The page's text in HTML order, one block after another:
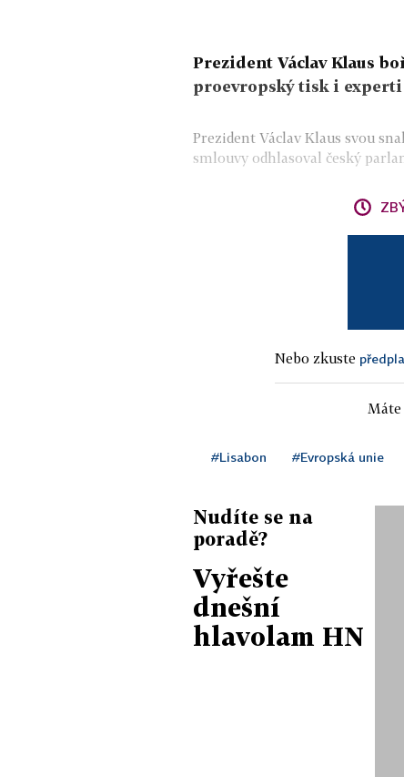
Prezident Václav Klaus
proevropský tisk i experti
Prezident Václav Klaus svou
smlouvy odhlasoval český
Nebo zkuste
#Lisabon #Evropská unie
Nudíte se na
poradě?
Vyřešte
dnešní
hlavolam HN